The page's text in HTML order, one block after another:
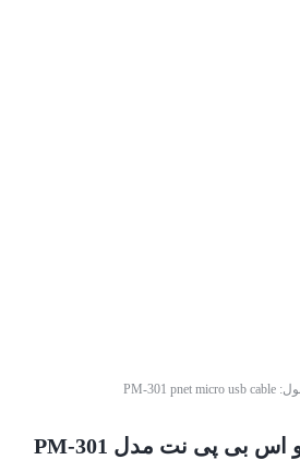
PM-301 pnet micro usb cable
کابل شارژ میکرو یو اس بی پی نت مدل PM-301